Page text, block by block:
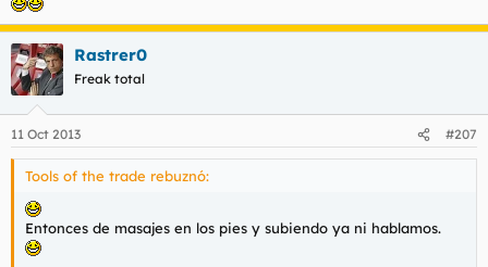
Rastrer0
Freak total
11 Oct 2013 #207
Tools of the trade rebuznó:
Entonces de masajes en los pies y subiendo ya ni hablamos.